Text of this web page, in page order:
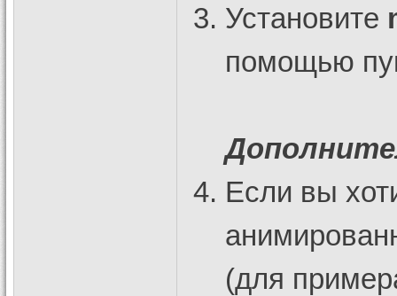
Установите
помощью
Если вы
(для